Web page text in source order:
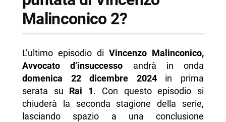
Malinconico 2?
L’ultimo episodio diVincenzo Malinconico,
Avvocato d’insuccesso andrà in onda
domenica 22 dicembre 2024in prima
serata su Rai 1. Con questo episodio si
chiuderà la seconda stagione della serie,
lasciando spazio a una conclusione